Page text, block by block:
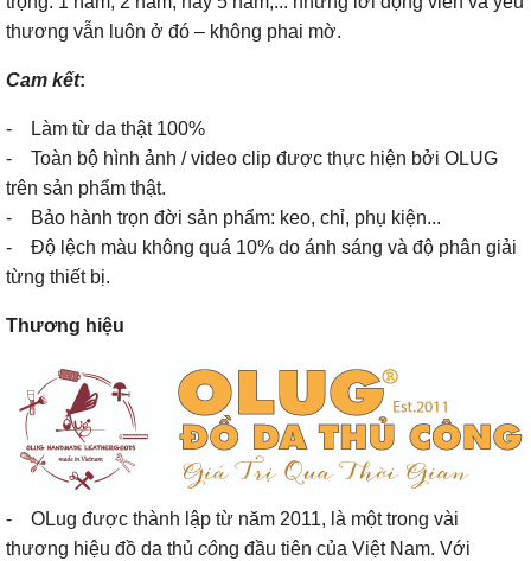
thương vẫn luôn ở đó – không phai mờ.
Cam kết:
- Làm từ da thật 100%
- Toàn bộ hình ảnh / video clip được thực hiện bởi OLUG
trên sản phẩm thật.
- Bảo hành trọn đời sản phẩm: keo, chỉ, phụ kiện...
- Độ lệch màu không quá 10% do ánh sáng và độ phân giải
từng thiết bị.
Thương hiệu
- OLug được thành lập từ năm 2011, là một trong vài
thương hiệu đồ da thủ công đầu tiên của Việt Nam. Với